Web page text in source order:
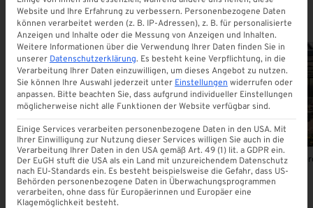
ALLE
Alle Produkte ansehen Terrassendach-Konfigurator
Website und Ihre Erfahrung zu verbessern. Personenbezogene Daten
können verarbeitet werden (z. B. IP-Adressen), z. B. für personalisierte
Anzeigen und Inhalte oder die Messung von Anzeigen und Inhalten.
Weitere Informationen über die Verwendung Ihrer Daten finden Sie in
unserer Datenschutzerklärung. Es besteht keine Verpflichtung, in die
Verarbeitung Ihrer Daten einzuwilligen, um dieses Angebot zu nutzen.
Sie können Ihre Auswahl jederzeit unter Einstellungen widerrufen oder
anpassen. Bitte beachten Sie, dass aufgrund individueller Einstellungen
möglicherweise nicht alle Funktionen der Website verfügbar sind.
Einige Services verarbeiten personenbezogene Daten in den USA. Mit
Ihrer Einwilligung zur Nutzung dieser Services willigen Sie auch in die
Verarbeitung Ihrer Daten in den USA gemäß Art. 49 (1) lit. a GDPR ein.
Der EuGH stuft die USA als ein Land mit unzureichendem Datenschutz
nach EU-Standards ein. Es besteht beispielsweise die Gefahr, dass US-
Behörden personenbezogene Daten in Überwachungsprogrammen
verarbeiten, ohne dass für Europäerinnen und Europäer eine
Klagemöglichkeit besteht.